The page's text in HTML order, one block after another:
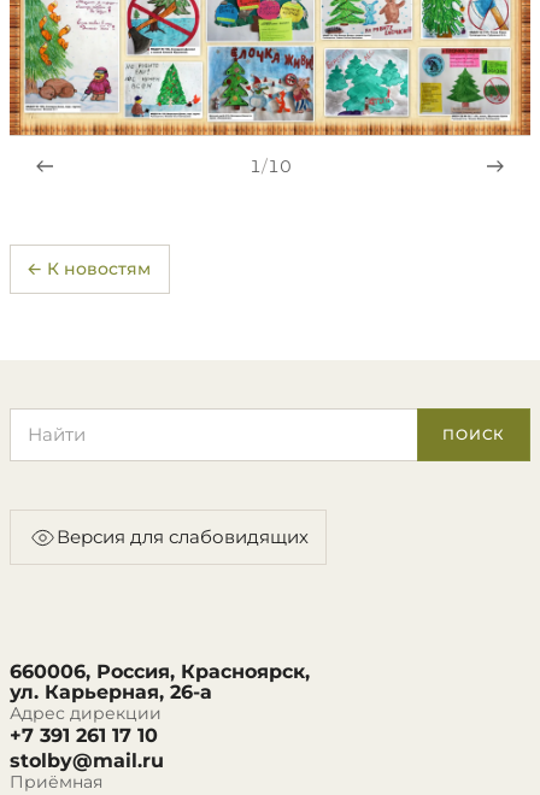
1/10
← К новостям
ПОИСК
Версия для слабовидящих
660006, Россия, Красноярск,
ул. Карьерная, 26-а
Адрес дирекции
+7 391 261 17 10
stolby@mail.ru
Приёмная